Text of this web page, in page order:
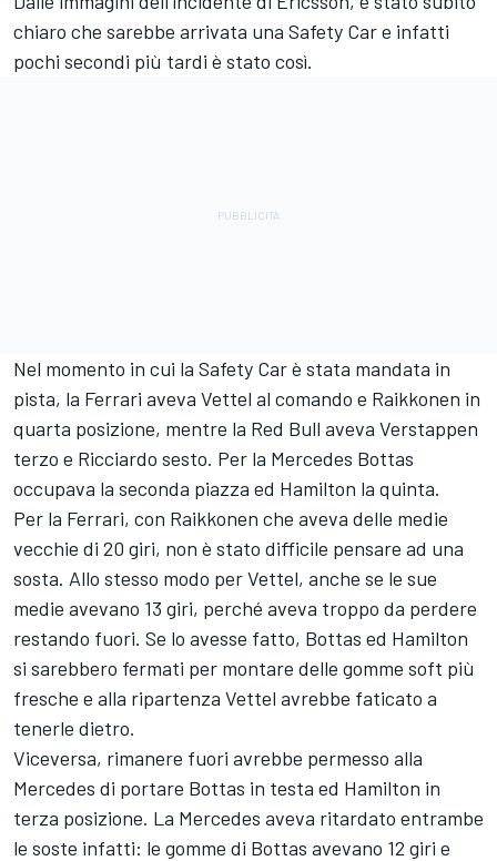
chiaro che sarebbe arrivata una Safety Car e infatti
pochi secondi più tardi è stato così.
Nel momento in cui la Safety Car è stata mandata in
pista, la Ferrari aveva Vettel al comando e Raikkonen in
quarta posizione, mentre la Red Bull aveva Verstappen
terzo e Ricciardo sesto. Per la Mercedes Bottas
occupava la seconda piazza ed Hamilton la quinta.
Per la Ferrari, con Raikkonen che aveva delle medie
vecchie di 20 giri, non è stato difficile pensare ad una
sosta. Allo stesso modo per Vettel, anche se le sue
medie avevano 13 giri, perché aveva troppo da perdere
restando fuori. Se lo avesse fatto, Bottas ed Hamilton
si sarebbero fermati per montare delle gomme soft più
fresche e alla ripartenza Vettel avrebbe faticato a
tenerle dietro.
Viceversa, rimanere fuori avrebbe permesso alla
Mercedes di portare Bottas in testa ed Hamilton in
terza posizione. La Mercedes aveva ritardato entrambe
le soste infatti: le gomme di Bottas avevano 12 giri e